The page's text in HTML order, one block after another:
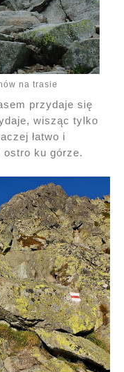
na trasie
przydaje się
wisząc tylko
łatwo i
ostro ku górze.